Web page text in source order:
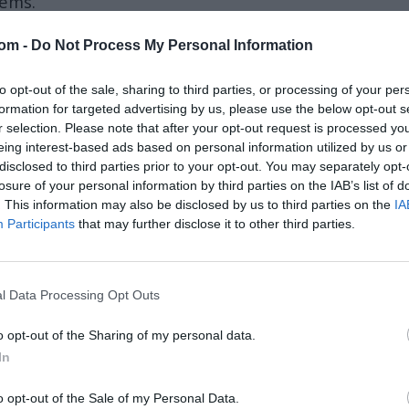
- Do Not Process My Personal Information
opt-out of the sale, sharing to third parties, or processing of your
for targeted advertising by us, please use the below opt-out
selection. Please note that after your opt-out request is processed
interest-based ads based on personal information utilized by us
to third parties prior to your opt-out. You may separately
of your personal information by third parties on the IAB’s list of
This information may also be disclosed by us to third parties on the
Participants that may further disclose it to other third parties.
Data Processing Opt Outs
opt-out of the Sharing of my personal data.
opt-out of the Sale of my Personal Data.
5, 2024
40 kilometrov, vse je odvisno od (vrste)
cilje - letala, helikopterje, manevrirne rakete,
je za RIA Novosti povedal član posadke
footage of a salvo firing of the Gibka-S military
of the most modern 9M336 Verba air defense